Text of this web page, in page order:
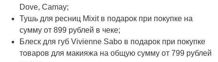
Dove, Camay;
Тушь для ресниц Mixit в подарок при покупке на
сумму от 899 рублей в чеке;
Блеск для губ Vivienne Sabo в подарок при покупке
товаров для макияжа на общую сумму от 799 рублей